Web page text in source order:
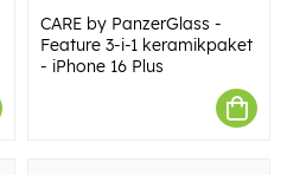
CARE by PanzerGlass -
Feature 3-i-1 keramikpaket
- iPhone 16 Plus